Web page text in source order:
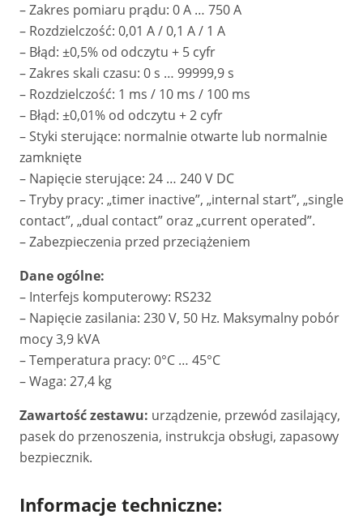
– Zakres pomiaru prądu: 0 A … 750 A
– Rozdzielczość: 0,01 A / 0,1 A / 1 A
– Błąd: ±0,5% od odczytu + 5 cyfr
– Zakres skali czasu: 0 s … 99999,9 s
– Rozdzielczość: 1 ms / 10 ms / 100 ms
– Błąd: ±0,01% od odczytu + 2 cyfr
– Styki sterujące: normalnie otwarte lub normalnie
zamknięte
– Napięcie sterujące: 24 … 240 V DC
– Tryby pracy: „timer inactive”, „internal start”, „single
contact”, „dual contact” oraz „current operated”.
– Zabezpieczenia przed przeciążeniem
Dane ogólne:
– Interfejs komputerowy: RS232
– Napięcie zasilania: 230 V, 50 Hz. Maksymalny pobór
mocy 3,9 kVA
– Temperatura pracy: 0°C … 45°C
– Waga: 27,4 kg
Zawartość zestawu: urządzenie, przewód zasilający,
pasek do przenoszenia, instrukcja obsługi, zapasowy
bezpiecznik.
Informacje techniczne: